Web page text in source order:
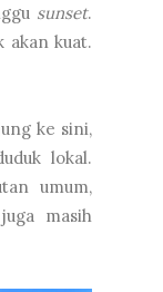
sunset.
akan kuat.
ke sini,
lokal.
umum,
masih